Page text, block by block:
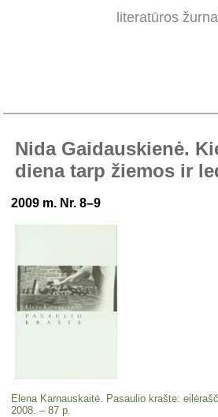
literatūros
Nida Gaidauskienė.
diena tarp žiemos ir
2009 m. Nr. 8–9
Elena Karnauskaitė. Pasaulio krašte:
2008. – 87 p.